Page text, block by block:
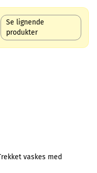
Se lignende
produkter
vaskes med